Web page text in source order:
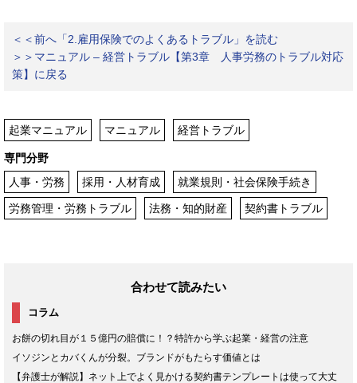
＜＜前へ「2.雇用保険でのよくあるトラブル」を読む
＞＞マニュアル – 経営トラブル【第3章 人事労務のトラブル対応
策】に戻る
起業マニュアル マニュアル 経営トラブル
専門分野
人事・労務
採用・人材育成 就業規則・社会保険手続き
労務管理・労務トラブル 法務・知的財産 契約書トラブル
合わせて読みたい
コラム
お餅の切れ目が１５億円の賠償に！？特許から学ぶ起業・経営の注意
イソジンとカバくんが分裂。ブランドがもたらす価値とは
【弁護士が解説】ネット上でよく見かける契約書テンプレートは使って大丈